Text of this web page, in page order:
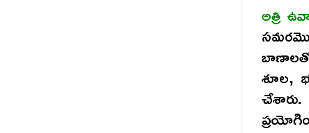
అత్రి
బాణాలతో,
శూల,